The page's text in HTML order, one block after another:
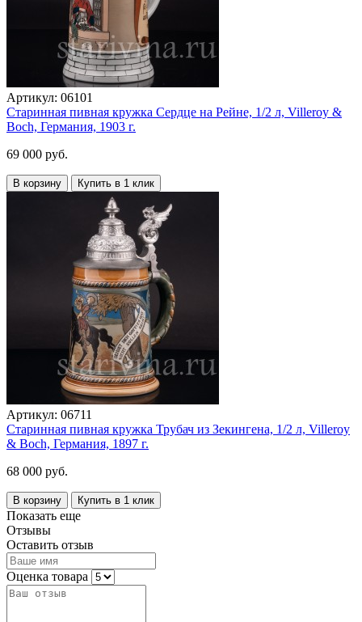
Артикул: 06101
Старинная пивная кружка Сердце на Рейне, 1/2 л, Villeroy &
Boch, Германия, 1903 г.
69 000 руб.
В корзину Купить в 1 клик
Артикул: 06711
Старинная пивная кружка Трубач из Зекингена, 1/2 л, Villeroy
& Boch, Германия, 1897 г.
68 000 руб.
В корзину Купить в 1 клик
Показать еще
Отзывы
Оставить отзыв
Оценка товара